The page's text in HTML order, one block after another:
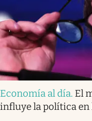
Economía al día. El
influye la política en